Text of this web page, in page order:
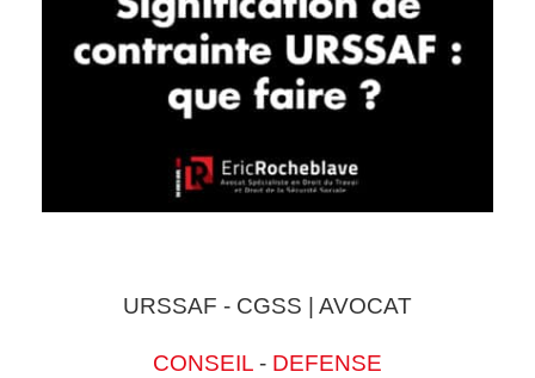
URSSAF - CGSS | AVOCAT
CONSEIL - DEFENSE